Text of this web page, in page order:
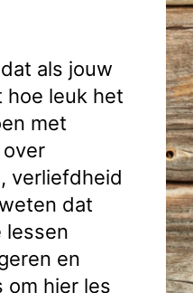
als jouw
hoe leuk het
met
verliefdheid
dat
lessen
en
om hier les